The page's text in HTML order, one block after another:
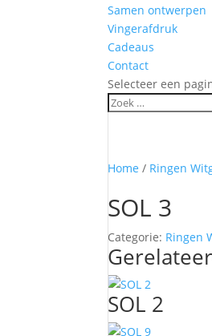
Samen ontwerpen
Vingerafdruk
Cadeaus
Contact
Selecteer een
Home / Ringen
SOL 3
Categorie: Ringen
SOL 2